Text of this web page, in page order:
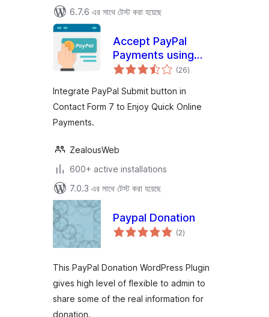
6.7.6 এর সাথে টেস্ট করা হয়েছে
Accept PayPal
Payments using
Contact Form 7
(26total
ratings
)
Integrate PayPal Submit button in
Contact Form 7 to Enjoy Quick Online
Payments.
ZealousWeb
600+ active installations
7.0.3 এর সাথে টেস্ট করা হয়েছে
Paypal Donation
(2total
ratings
)
This PayPal Donation WordPress Plugin
gives high level of flexible to admin to
share some of the real information for
donation.